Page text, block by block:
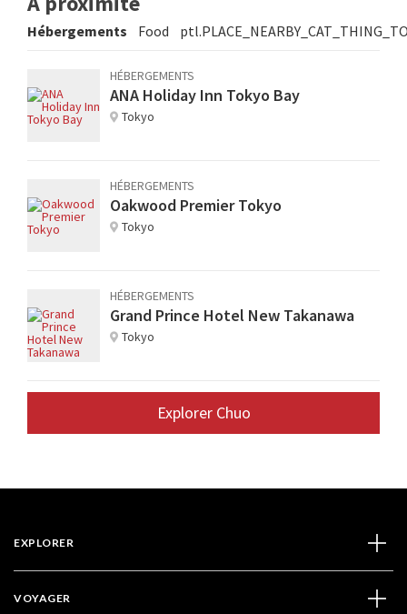
Hébergements Food
HÉBERGEMENTS
ANA Holiday Inn Tokyo Bay
Tokyo
HÉBERGEMENTS
Oakwood Premier Tokyo
Tokyo
HÉBERGEMENTS
Grand Prince Hotel New Takanawa
Tokyo
Explorer Chuo
EXPLORER
VOYAGER